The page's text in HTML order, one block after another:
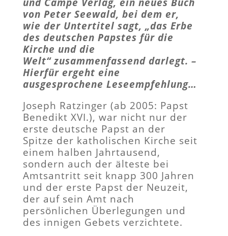
von Peter Seewald, bei dem er,
wie der Untertitel sagt, „das Erbe
des deutschen Papstes für die
Kirche und die
Welt“ zusammenfassend darlegt. –
Hierfür ergeht eine
ausgesprochene Leseempfehlung…
Joseph Ratzinger (ab 2005: Papst
Benedikt XVI.), war nicht nur der
erste deutsche Papst an der
Spitze der katholischen Kirche seit
einem halben Jahrtausend,
sondern auch der älteste bei
Amtsantritt seit knapp 300 Jahren
und der erste Papst der Neuzeit,
der auf sein Amt nach
persönlichen Überlegungen und
des innigen Gebets verzichtete.